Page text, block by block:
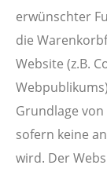
erwünschter
die
Website (z.B.
Grundlage von
sofern keine
wird. Der